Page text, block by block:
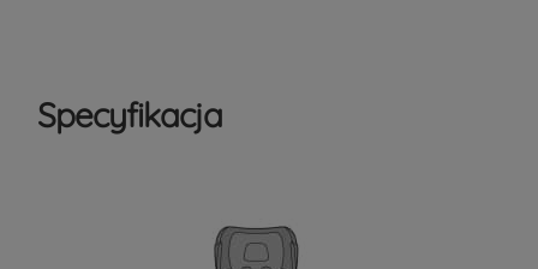
Specyfikacja